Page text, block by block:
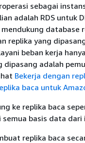
sebagai
adalah RDS untuk
database
replika yang
beban kerja
dipasang adalah
Bekerja dengan
baca untuk
ke replika baca
semua basis data dari
replika baca